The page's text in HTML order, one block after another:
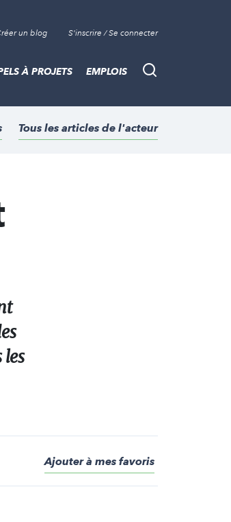
un blog S'inscrire / Se connecter
Recherche
À PROJETS EMPLOIS
Tous les articles de l'acteur
Ajouter à mes favoris